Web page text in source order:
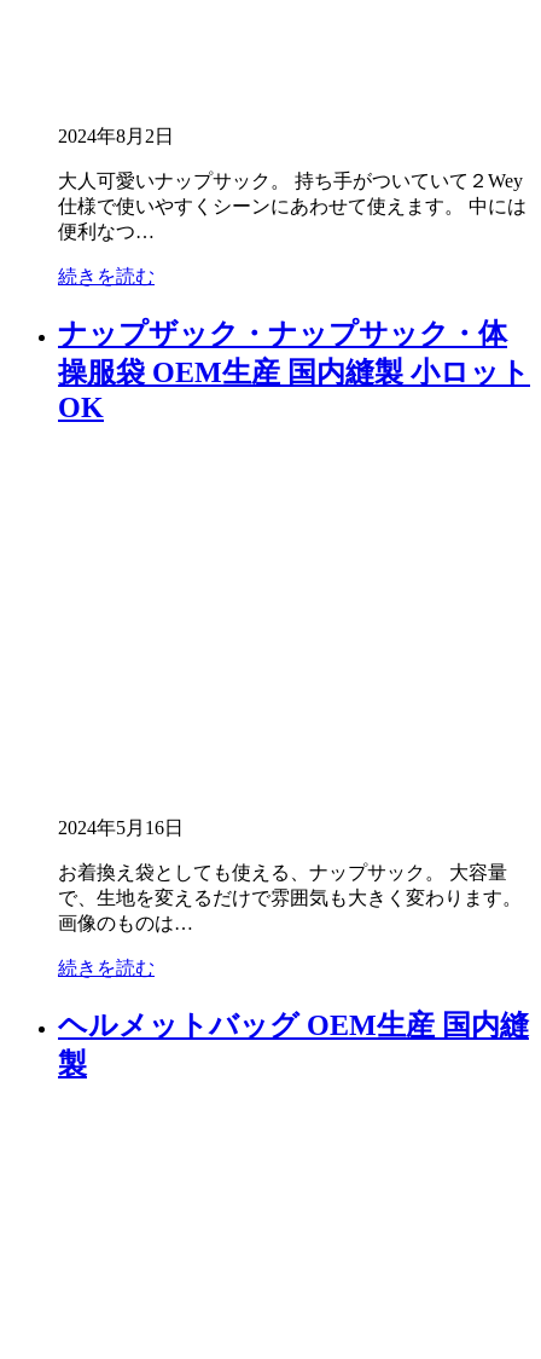
2024年8月2日
大人可愛いナップサック。 持ち手がついていて２Wey
仕様で使いやすくシーンにあわせて使えます。 中には
便利なつ…
続きを読む
ナップザック・ナップサック・体
操服袋 OEM生産 国内縫製 小ロット
OK
2024年5月16日
お着換え袋としても使える、ナップサック。 大容量
で、生地を変えるだけで雰囲気も大きく変わります。
画像のものは…
続きを読む
ヘルメットバッグ OEM生産 国内縫
製